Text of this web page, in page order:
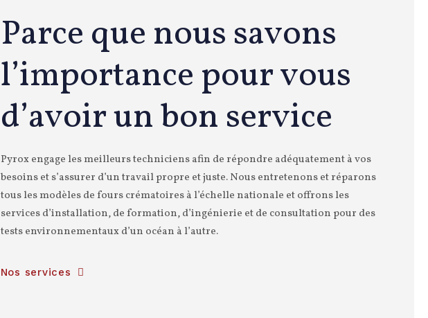
Parce que nous savons
l’importance pour vous
d’avoir un bon service
Pyrox engage les meilleurs techniciens afin de répondre adéquatement à vos
besoins et s’assurer d’un travail propre et juste. Nous entretenons et réparons
tous les modèles de fours crématoires à l’échelle nationale et offrons les
services d’installation, de formation, d’ingénierie et de consultation pour des
tests environnementaux d’un océan à l’autre.
Nos services